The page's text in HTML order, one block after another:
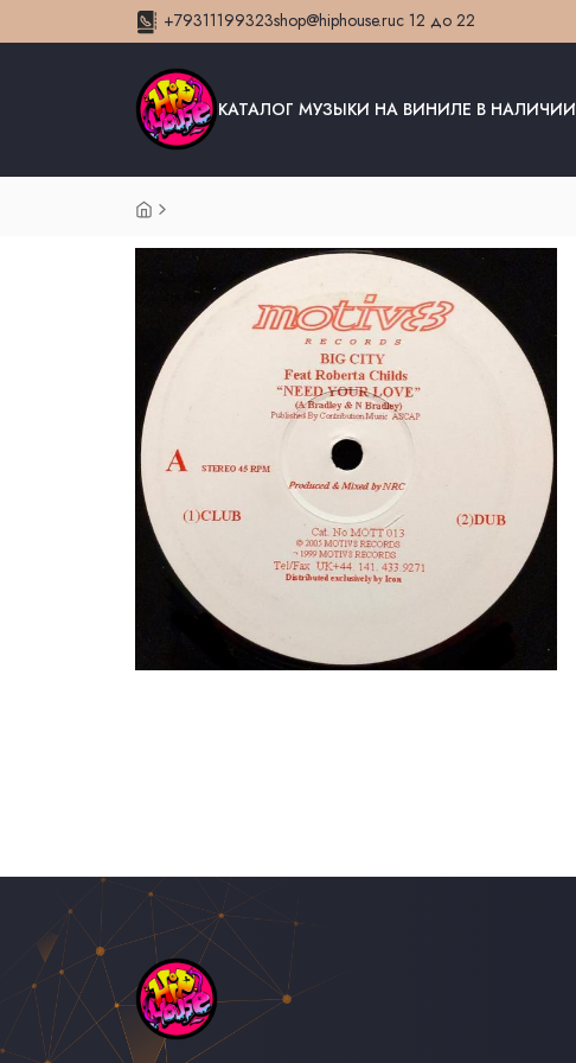
+79311199323shop@hiphouse.ruс 12 до 22
КАТАЛОГ МУЗЫКИ НА ВИНИЛЕ В НАЛИЧИИ